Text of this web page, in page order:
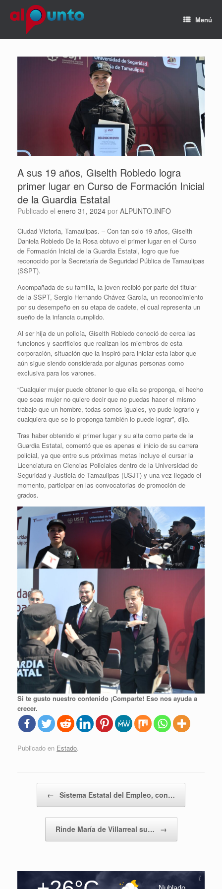
Menú
A sus 19 años, Giselth Robledo logra
primer lugar en Curso de Formación Inicial
de la Guardia Estatal
Publicado el enero 31, 2024 por ALPUNTO.INFO
Ciudad Victoria, Tamaulipas. – Con tan solo 19 años, Giselth
Daniela Robledo De la Rosa obtuvo el primer lugar en el Curso
de Formación Inicial de la Guardia Estatal, logro que fue
reconocido por la Secretaría de Seguridad Pública de Tamaulipas
(SSPT).
Acompañada de su familia, la joven recibió por parte del titular
de la SSPT, Sergio Hernando Chávez García, un reconocimiento
por su desempeño en su etapa de cadete, el cual representa un
sueño de la infancia cumplido.
Al ser hija de un policía, Giselth Robledo conoció de cerca las
funciones y sacrificios que realizan los miembros de esta
corporación, situación que la inspiró para iniciar esta labor que
aún sigue siendo considerada por algunas personas como
exclusiva para los varones.
“Cualquier mujer puede obtener lo que ella se proponga, el hecho
que seas mujer no quiere decir que no puedas hacer el mismo
trabajo que un hombre, todas somos iguales, yo pude lograrlo y
cualquiera que se lo proponga también lo puede lograr”, dijo.
Tras haber obtenido el primer lugar y su alta como parte de la
Guardia Estatal, comentó que es apenas el inicio de su carrera
policial, ya que entre sus próximas metas incluye el cursar la
Licenciatura en Ciencias Policiales dentro de la Universidad de
Seguridad y Justicia de Tamaulipas (USJT) y una vez llegado el
momento, participar en las convocatorias de promoción de
grados.
Si te gusto nuestro contenido ¡Comparte! Eso nos ayuda a
crecer.
Publicado en Estado.
← Sistema Estatal del Empleo, con…
Rinde María de Villarreal su… →